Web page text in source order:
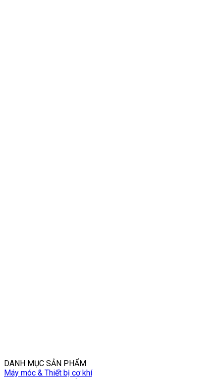
DANH MỤC SẢN PHẨM
Máy móc & Thiết bị cơ khí